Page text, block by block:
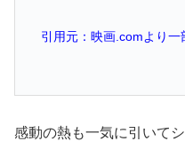
引用元：映画.comより一
感動の熱も一気に引いて